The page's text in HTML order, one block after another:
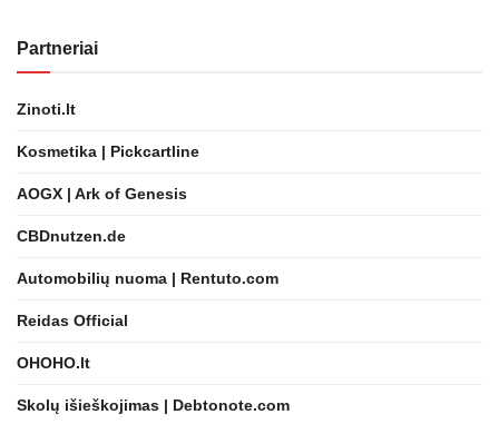
Partneriai
Zinoti.lt
Kosmetika | Pickcartline
AOGX | Ark of Genesis
CBDnutzen.de
Automobilių nuoma | Rentuto.com
Reidas Official
OHOHO.lt
Skolų išieškojimas | Debtonote.com